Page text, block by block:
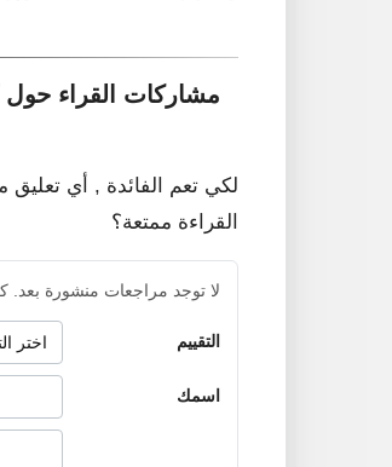
مشاركات القراء حول
لكي تعم الفائدة , أي
القراءة ممتعة؟
لا توجد مراجعات منشورة بعد.
التقييم
اسمك